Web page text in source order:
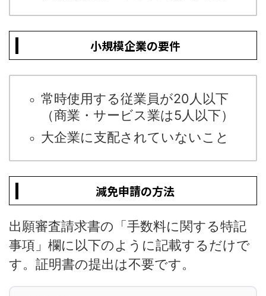
小規模企業の要件
常時使用する従業員が20人以下
（商業・サービス業は5人以下）
大企業に支配されていないこと
減免申請の方法
出願審査請求書の「手数料に関する特記
事項」欄に以下のように記載するだけで
す。証明書の提出は不要です。